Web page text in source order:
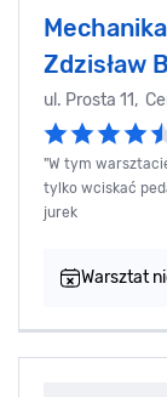
Zdzisław
ul. Prosta 11,
"W tym
tylko wciskać
jurek
Warsztat